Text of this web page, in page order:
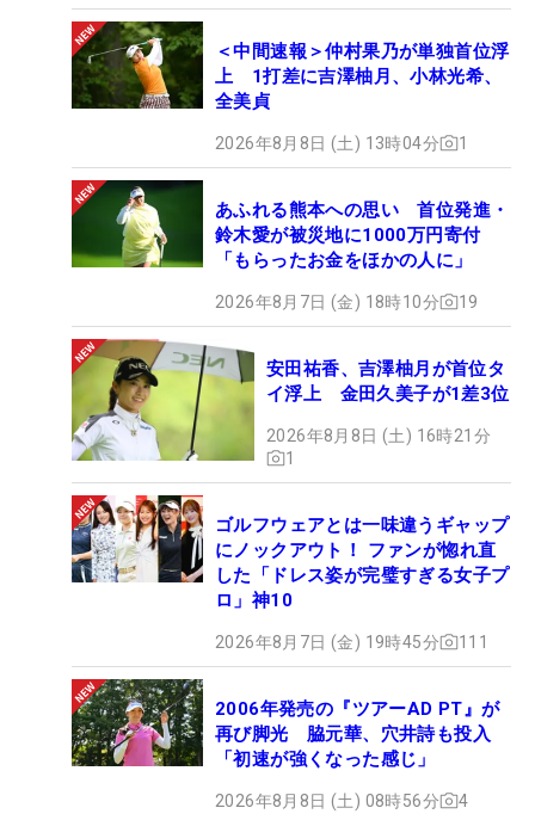
＜中間速報＞仲村果乃が単独首位浮
上 1打差に吉澤柚月、小林光希、
全美貞
2026年8月8日 (土) 13時04分 1
あふれる熊本への思い 首位発進・
鈴木愛が被災地に1000万円寄付
「もらったお金をほかの人に」
2026年8月7日 (金) 18時10分 19
安田祐香、吉澤柚月が首位タ
イ浮上 金田久美子が1差3位
2026年8月8日 (土) 16時21分
1
ゴルフウェアとは一味違うギャップ
にノックアウト！ ファンが惚れ直
した「ドレス姿が完璧すぎる女子プ
ロ」神10
2026年8月7日 (金) 19時45分 111
2006年発売の『ツアーAD PT』が
再び脚光 脇元華、穴井詩も投入
「初速が強くなった感じ」
2026年8月8日 (土) 08時56分 4